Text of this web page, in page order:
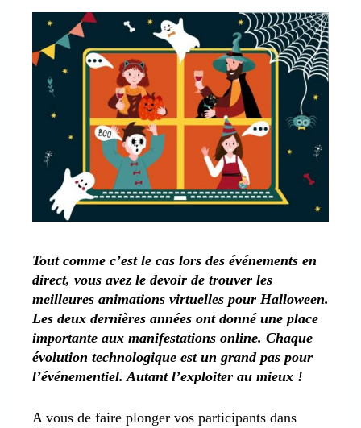
Tout comme c’est le cas lors des événements en
direct, vous avez le devoir de trouver les
meilleures animations virtuelles pour Halloween.
Les deux dernières années ont donné une place
importante aux manifestations online. Chaque
évolution technologique est un grand pas pour
l’événementiel. Autant l’exploiter au mieux !
A vous de faire plonger vos participants dans